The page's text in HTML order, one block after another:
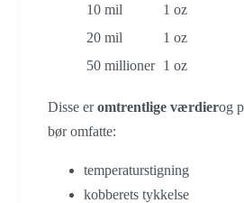
10 mil 1 oz
20 mil
1 oz
50 millioner 1 oz
Disse eromtrentlige værdierog
bør omfatte:
temperaturstigning
kobberets tykkelse